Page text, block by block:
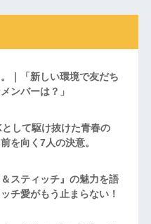
｜「新しい環境で友だち
ンバーは？」
して駆け抜けた青春の
を向く7人の決意。
スティッチ』の魅力を語
チ愛がもう止まらない！